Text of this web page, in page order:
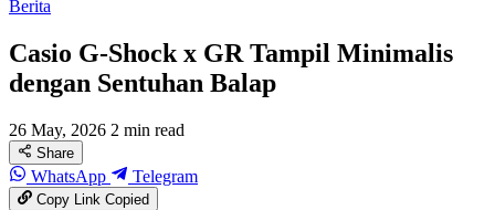
Berita
Casio G-Shock x GR Tampil Minimalis
dengan Sentuhan Balap
26 May, 2026 2 min read
Share
WhatsApp Telegram
Copy LinkCopied